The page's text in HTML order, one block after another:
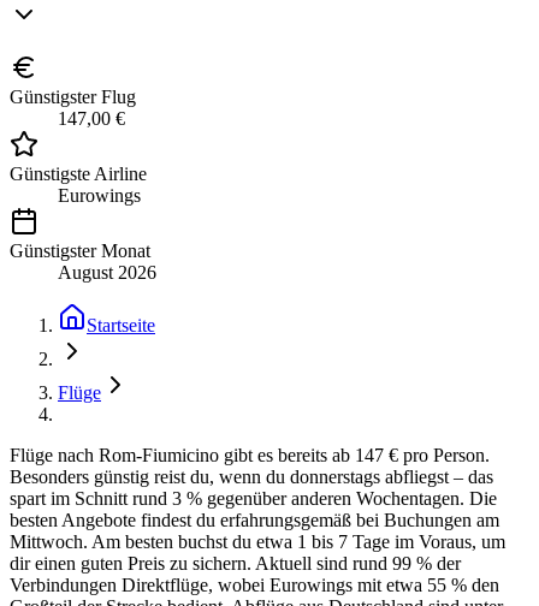
Günstigster Flug
147,00 €
Günstigste Airline
Eurowings
Günstigster Monat
August 2026
Startseite
Flüge
Flüge nach Rom-Fiumicino gibt es bereits ab 147 € pro Person.
Besonders günstig reist du, wenn du donnerstags abfliegst – das
spart im Schnitt rund 3 % gegenüber anderen Wochentagen. Die
besten Angebote findest du erfahrungsgemäß bei Buchungen am
Mittwoch. Am besten buchst du etwa 1 bis 7 Tage im Voraus, um
dir einen guten Preis zu sichern. Aktuell sind rund 99 % der
Verbindungen Direktflüge, wobei Eurowings mit etwa 55 % den